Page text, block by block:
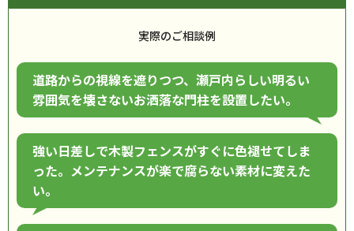
実際のご相談例
道路からの視線を遮りつつ、瀬戸内らしい明るい
雰囲気を壊さないお洒落な門柱を設置したい。
強い日差しで木製フェンスがすぐに色褪せてしま
った。メンテナンスが楽で腐らない素材に変えた
い。